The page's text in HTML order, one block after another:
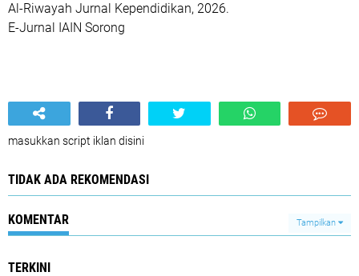
Al-Riwayah Jurnal Kependidikan, 2026.
E-Jurnal IAIN Sorong
masukkan script iklan disini
TIDAK ADA REKOMENDASI
KOMENTAR Tampilkan
TERKINI